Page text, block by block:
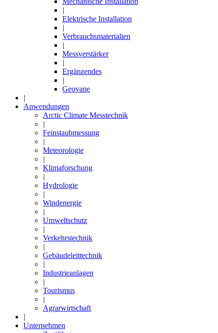
|
Elektrische Installation
|
Verbrauchsmaterialien
|
Messverstärker
|
Ergänzendes
|
Geovane
|
Anwendungen
Arctic Climate Messtechnik
|
Feinstaubmessung
|
Meteorologie
|
Klimaforschung
|
Hydrologie
|
Windenergie
|
Umweltschutz
|
Verkehrstechnik
|
Gebäudeleittechnik
|
Industrieanlagen
|
Tourismus
|
Agrarwirtschaft
|
Unternehmen